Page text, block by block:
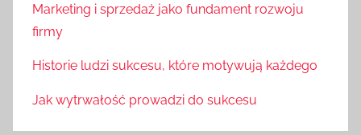
Marketing i sprzedaż jako fundament rozwoju
firmy
Historie ludzi sukcesu, które motywują każdego
Jak wytrwałość prowadzi do sukcesu